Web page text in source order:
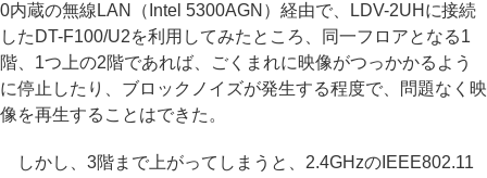
0内蔵の無線LAN（Intel 5300AGN）経由で、LDV-2UHに接続
したDT-F100/U2を利用してみたところ、同一フロアとなる1
階、1つ上の2階であれば、ごくまれに映像がつっかかるよう
に停止したり、ブロックノイズが発生する程度で、問題なく映
像を再生することはできた。
しかし、3階まで上がってしまうと、2.4GHzのIEEE802.11